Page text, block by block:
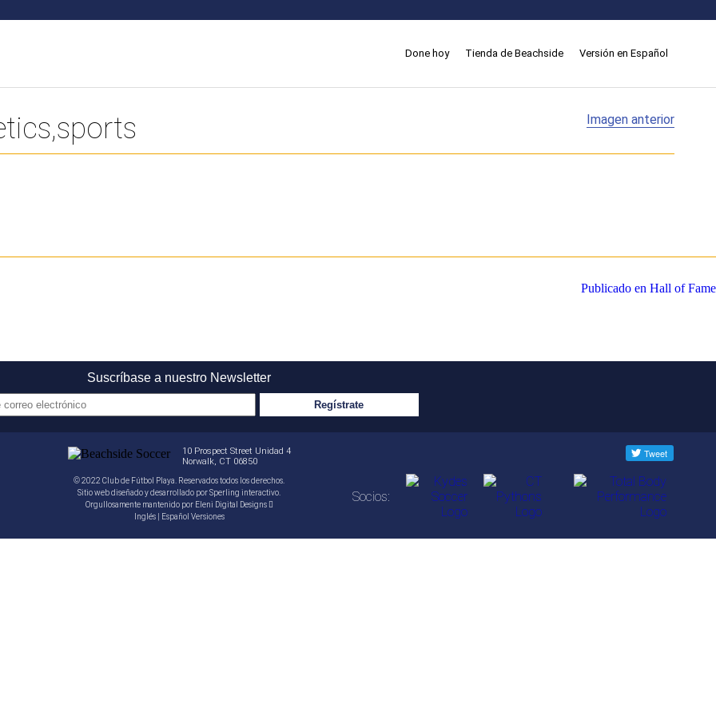
Done hoy Tienda de Beachside Versión en Español
Imagen anterior
Publicado en Hall of Fame
Suscríbase a nuestro Newsletter
10 Prospect Street Unidad 4
Norwalk, CT 06850
© 2022 Club de Fútbol Playa. Reservados todos los derechos.
Sitio web diseñado y desarrollado porSperling interactivo
Orgullosamente mantenido por Eleni Digital Designs
Inglés| Español Versiones
Socios: